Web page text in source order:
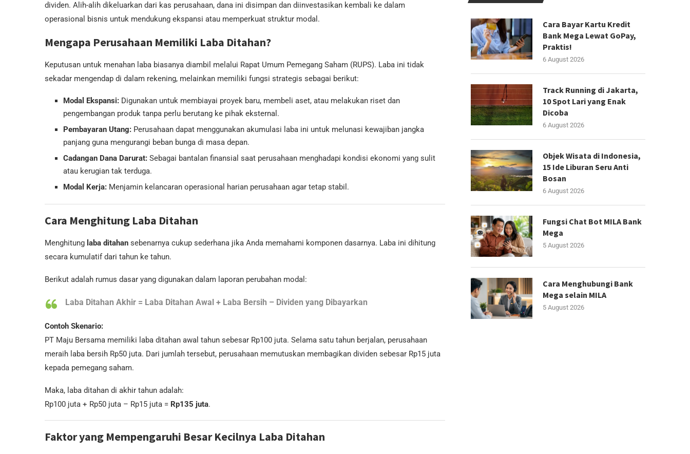
dividen. Alih-alih dikeluarkan dari kas perusahaan, dana ini disimpan dan diinvestasikan kembali ke dalam
operasional bisnis untuk mendukung ekspansi atau memperkuat struktur modal.
Mengapa Perusahaan Memiliki Laba Ditahan?
Keputusan untuk menahan laba biasanya diambil melalui Rapat Umum Pemegang Saham (RUPS). Laba ini tidak
sekadar mengendap di dalam rekening, melainkan memiliki fungsi strategis sebagai berikut:
Modal Ekspansi: Digunakan untuk membiayai proyek baru, membeli aset, atau melakukan riset dan
pengembangan produk tanpa perlu berutang ke pihak eksternal.
Pembayaran Utang: Perusahaan dapat menggunakan akumulasi laba ini untuk melunasi kewajiban jangka
panjang guna mengurangi beban bunga di masa depan.
Cadangan Dana Darurat: Sebagai bantalan finansial saat perusahaan menghadapi kondisi ekonomi yang sulit
atau kerugian tak terduga.
Modal Kerja: Menjamin kelancaran operasional harian perusahaan agar tetap stabil.
Cara Menghitung Laba Ditahan
Menghitung laba ditahan sebenarnya cukup sederhana jika Anda memahami komponen dasarnya. Laba ini dihitung
secara kumulatif dari tahun ke tahun.
Berikut adalah rumus dasar yang digunakan dalam laporan perubahan modal:
Laba Ditahan Akhir = Laba Ditahan Awal + Laba Bersih – Dividen yang Dibayarkan
Contoh Skenario:
PT Maju Bersama memiliki laba ditahan awal tahun sebesar Rp100 juta. Selama satu tahun berjalan, perusahaan
meraih laba bersih Rp50 juta. Dari jumlah tersebut, perusahaan memutuskan membagikan dividen sebesar Rp15 juta
kepada pemegang saham.
Maka, laba ditahan di akhir tahun adalah:
Rp100 juta + Rp50 juta – Rp15 juta = Rp135 juta.
Faktor yang Mempengaruhi Besar Kecilnya Laba Ditahan
Cara Bayar Kartu Kredit
Bank Mega Lewat GoPay,
Praktis!
6 August 2026
Track Running di Jakarta,
10 Spot Lari yang Enak
Dicoba
6 August 2026
Objek Wisata di Indonesia,
15 Ide Liburan Seru Anti
Bosan
6 August 2026
Fungsi Chat Bot MILA Bank
Mega
5 August 2026
Cara Menghubungi Bank
Mega selain MILA
5 August 2026